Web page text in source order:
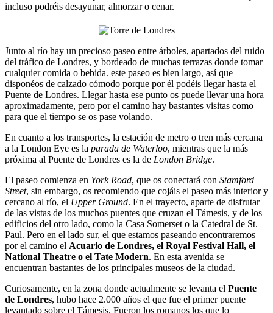
incluso podréis desayunar, almorzar o cenar.
Junto al río hay un precioso paseo entre árboles, apartados del ruido
del tráfico de Londres, y bordeado de muchas terrazas donde tomar
cualquier comida o bebida. este paseo es bien largo, así que
disponéos de calzado cómodo porque por él podéis llegar hasta el
Puente de Londres. Llegar hasta ese punto os puede llevar una hora
aproximadamente, pero por el camino hay bastantes visitas como
para que el tiempo se os pase volando.
En cuanto a los transportes, la estación de metro o tren más cercana
a la London Eye es la parada de Waterloo, mientras que la más
próxima al Puente de Londres es la de London Bridge.
El paseo comienza en York Road, que os conectará con Stamford
Street, sin embargo, os recomiendo que cojáis el paseo más interior y
cercano al río, el Upper Ground. En el trayecto, aparte de disfrutar
de las vistas de los muchos puentes que cruzan el Támesis, y de los
edificios del otro lado, como la Casa Somerset o la Catedral de St.
Paul. Pero en el lado sur, el que estamos paseando encontraremos
por el camino el Acuario de Londres, el Royal Festival Hall, el
National Theatre o el Tate Modern. En esta avenida se
encuentran bastantes de los principales museos de la ciudad.
Curiosamente, en la zona donde actualmente se levanta el Puente
de Londres, hubo hace 2.000 años el que fue el primer puente
levantado sobre el Támesis. Fueron los romanos los que lo